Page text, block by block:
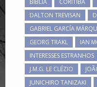
DALTON TREVISAN
GABRIEL GARCÍA
GEORG TRAKL
IAN
INTERESSES ESTRANHOS
J.M.G. LE CLÉZIO
JUNICHIRO TANIZAKI